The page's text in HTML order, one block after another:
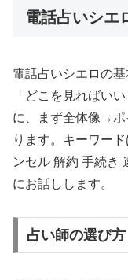
電話占いシエ
電話占いシエロの
「どこを見ればい
に、まず全体像→
ります。キーワー
ンセル 解約 手続き
にお話しします。
占い師の選び方